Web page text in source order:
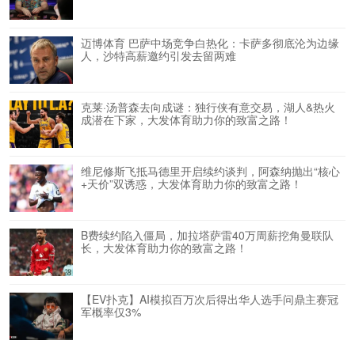
迈博体育 巴萨中场竞争白热化：卡萨多彻底沦为边缘
人，沙特高薪邀约引发去留两难
克莱·汤普森去向成谜：独行侠有意交易，湖人&热火
成潜在下家，大发体育助力你的致富之路！
维尼修斯飞抵马德里开启续约谈判，阿森纳抛出“核心
+天价”双诱惑，大发体育助力你的致富之路！
B费续约陷入僵局，加拉塔萨雷40万周薪挖角曼联队
长，大发体育助力你的致富之路！
【EV扑克】AI模拟百万次后得出华人选手问鼎主赛冠
军概率仅3%